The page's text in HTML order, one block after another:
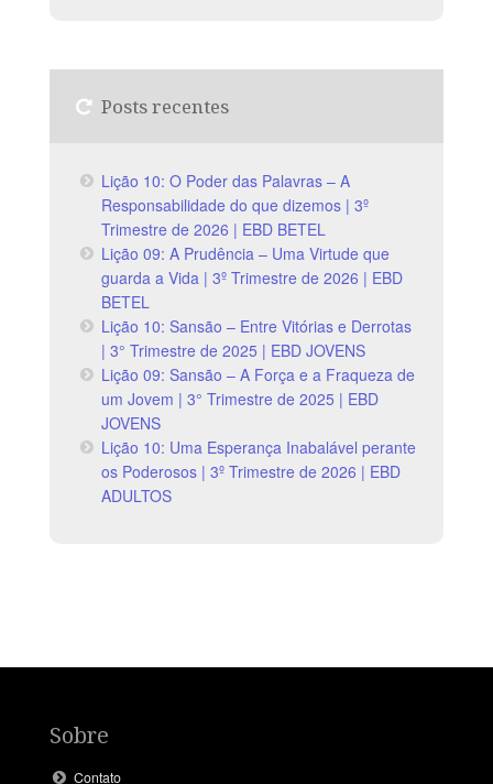
Posts recentes
Lição 10: O Poder das Palavras – A
Responsabilidade do que dizemos | 3º
Trimestre de 2026 | EBD BETEL
Lição 09: A Prudência – Uma Virtude que
guarda a Vida | 3º Trimestre de 2026 | EBD
BETEL
Lição 10: Sansão – Entre Vitórias e Derrotas
| 3° Trimestre de 2025 | EBD JOVENS
Lição 09: Sansão – A Força e a Fraqueza de
um Jovem | 3° Trimestre de 2025 | EBD
JOVENS
Lição 10: Uma Esperança Inabalável perante
os Poderosos | 3º Trimestre de 2026 | EBD
ADULTOS
Sobre
Contato